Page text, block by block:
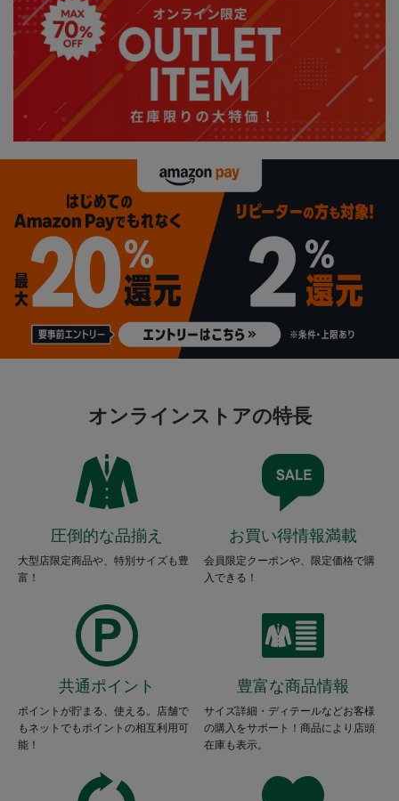
オンラインストアの特長
圧倒的な品揃え
大型店限定商品や、特別サイズも豊
富！
お買い得情報満載
会員限定クーポンや、限定価格で購
入できる！
共通ポイント
ポイントが貯まる、使える。店舗で
もネットでもポイントの相互利用可
能！
豊富な商品情報
サイズ詳細・ディテールなどお客様
の購入をサポート！商品により店頭
在庫も表示。